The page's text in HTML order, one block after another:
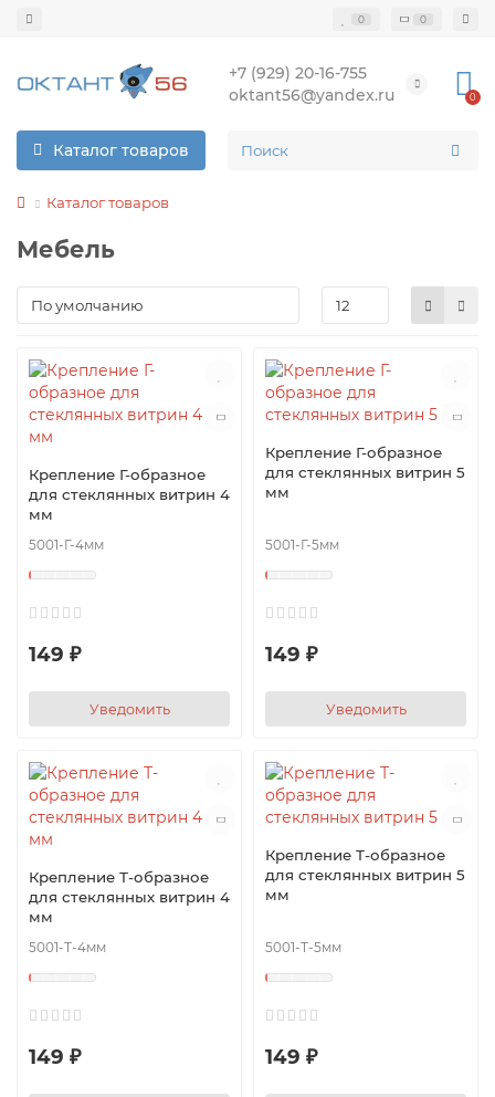
0 0
+7 (929) 20-16-755
oktant56@yandex.ru
0
Каталог товаров
Каталог товаров
Мебель
Крепление Г-образное
для стеклянных витрин 4
мм
5001-Г-4мм
149 ₽
Уведомить
Крепление Г-образное
для стеклянных витрин 5
мм
5001-Г-5мм
149 ₽
Уведомить
Крепление Т-образное
для стеклянных витрин 4
мм
5001-Т-4мм
149 ₽
Крепление Т-образное
для стеклянных витрин 5
мм
5001-Т-5мм
149 ₽